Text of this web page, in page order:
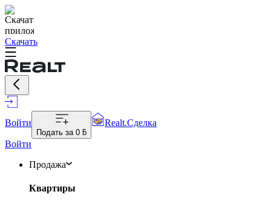
Скачать
Войти
Подать за 0 ƃ
Realt.Сделка
Войти
Продажа
Квартиры